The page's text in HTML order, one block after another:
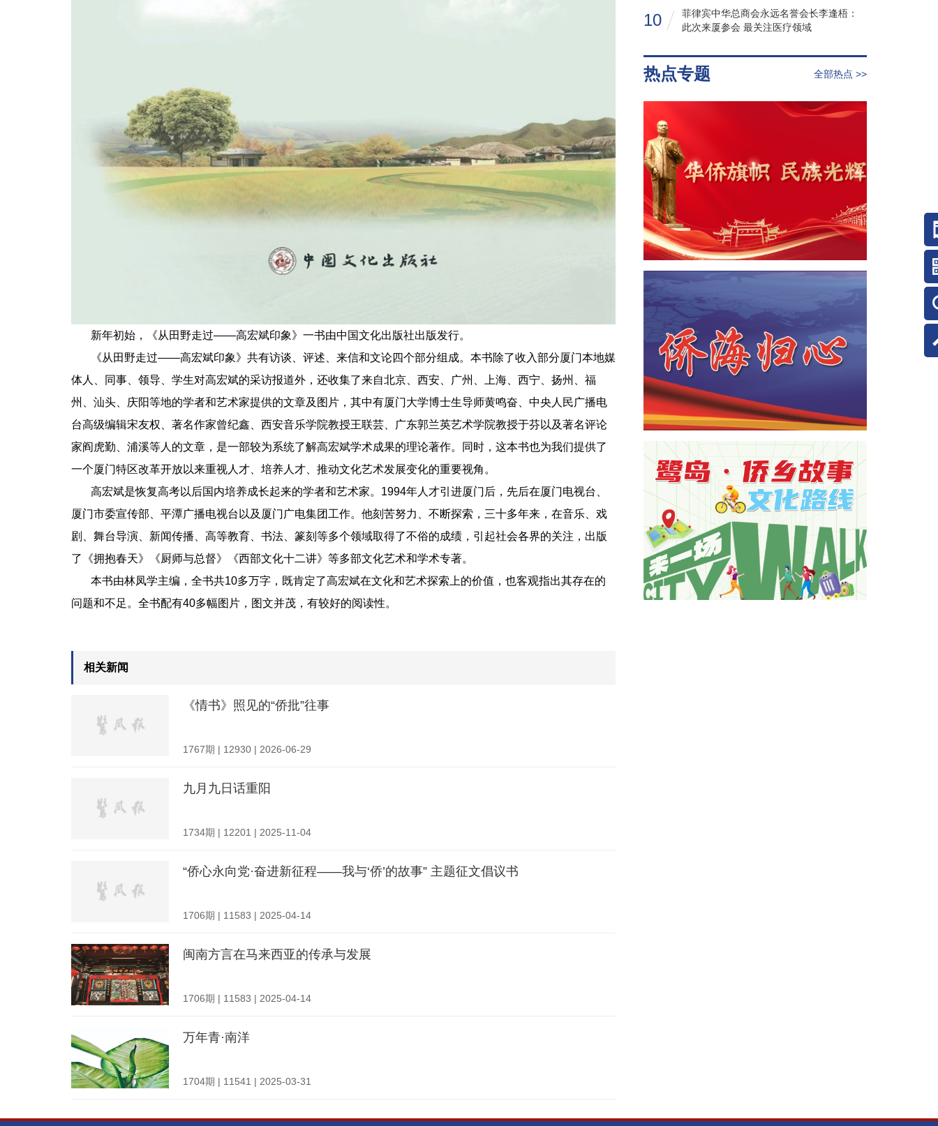
新年初始，《从田野走过——高宏斌印象》一书由中国文化出版社出版发行。
《从田野走过——高宏斌印象》共有访谈、评述、来信和文论四个部分组成。本书除了收入部分厦门本地媒
体人、同事、领导、学生对高宏斌的采访报道外，还收集了来自北京、西安、广州、上海、西宁、扬州、福
州、汕头、庆阳等地的学者和艺术家提供的文章及图片，其中有厦门大学博士生导师黄鸣奋、中央人民广播电
台高级编辑宋友权、著名作家曾纪鑫、西安音乐学院教授王联芸、广东郭兰英艺术学院教授于芬以及著名评论
家阎虎勤、浦溪等人的文章，是一部较为系统了解高宏斌学术成果的理论著作。同时，这本书也为我们提供了
一个厦门特区改革开放以来重视人才、培养人才、推动文化艺术发展变化的重要视角。
高宏斌是恢复高考以后国内培养成长起来的学者和艺术家。1994年人才引进厦门后，先后在厦门电视台、
厦门市委宣传部、平潭广播电视台以及厦门广电集团工作。他刻苦努力、不断探索，三十多年来，在音乐、戏
剧、舞台导演、新闻传播、高等教育、书法、篆刻等多个领域取得了不俗的成绩，引起社会各界的关注，出版
了《拥抱春天》《厨师与总督》《西部文化十二讲》等多部文化艺术和学术专著。
本书由林凤学主编，全书共10多万字，既肯定了高宏斌在文化和艺术探索上的价值，也客观指出其存在的
问题和不足。全书配有40多幅图片，图文并茂，有较好的阅读性。
相关新闻
《情书》照见的“侨批”往事
1767期 | 12930 | 2026-06-29
九月九日话重阳
1734期 | 12201 | 2025-11-04
“侨心永向党·奋进新征程——我与‘侨’的故事” 主题征文倡议书
1706期 | 11583 | 2025-04-14
闽南方言在马来西亚的传承与发展
1706期 | 11583 | 2025-04-14
万年青·南洋
1704期 | 11541 | 2025-03-31
10
菲律宾中华总商会永远名誉会长李逢梧：
此次来厦参会 最关注医疗领域
热点专题 全部热点 >>